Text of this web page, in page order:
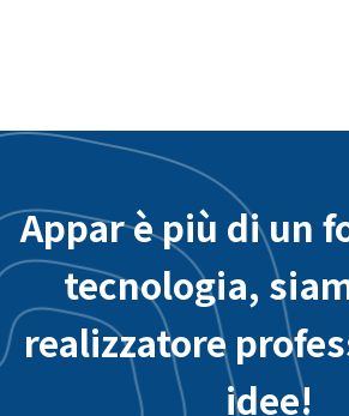
Appar è più di un
tecnologia,
realizzatore